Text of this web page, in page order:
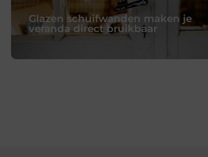
Glazen schuifwanden maken je
veranda direct bruikbaar